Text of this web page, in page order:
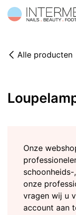
Overslaan naar
Alle producten
Onze
onze
vragen wij u
account aan